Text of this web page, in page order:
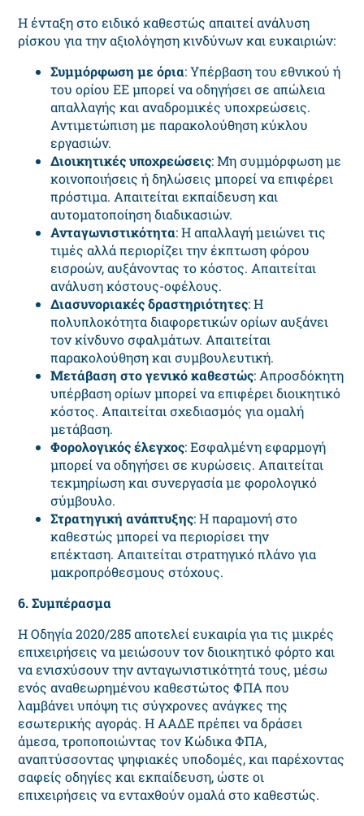
Η ένταξη στο ειδικό καθεστώς απαιτεί ανάλυση
ρίσκου για την αξιολόγηση κινδύνων και ευκαιριών:
Συμμόρφωση με όρια: Υπέρβαση του εθνικού ή
του ορίου ΕΕ μπορεί να οδηγήσει σε απώλεια
απαλλαγής και αναδρομικές υποχρεώσεις.
Αντιμετώπιση με παρακολούθηση κύκλου
εργασιών.
Διοικητικές υποχρεώσεις: Μη συμμόρφωση με
κοινοποιήσεις ή δηλώσεις μπορεί να επιφέρει
πρόστιμα. Απαιτείται εκπαίδευση και
αυτοματοποίηση διαδικασιών.
Ανταγωνιστικότητα: Η απαλλαγή μειώνει τις
τιμές αλλά περιορίζει την έκπτωση φόρου
εισροών, αυξάνοντας το κόστος. Απαιτείται
ανάλυση κόστους-οφέλους.
Διασυνοριακές δραστηριότητες: Η
πολυπλοκότητα διαφορετικών ορίων αυξάνει
τον κίνδυνο σφαλμάτων. Απαιτείται
παρακολούθηση και συμβουλευτική.
Μετάβαση στο γενικό καθεστώς: Απροσδόκητη
υπέρβαση ορίων μπορεί να επιφέρει διοικητικό
κόστος. Απαιτείται σχεδιασμός για ομαλή
μετάβαση.
Φορολογικός έλεγχος: Εσφαλμένη εφαρμογή
μπορεί να οδηγήσει σε κυρώσεις. Απαιτείται
τεκμηρίωση και συνεργασία με φορολογικό
σύμβουλο.
Στρατηγική ανάπτυξης: Η παραμονή στο
καθεστώς μπορεί να περιορίσει την
επέκταση. Απαιτείται στρατηγικό πλάνο για
μακροπρόθεσμους στόχους.
6. Συμπέρασμα
Η Οδηγία 2020/285 αποτελεί ευκαιρία για τις μικρές
επιχειρήσεις να μειώσουν τον διοικητικό φόρτο και
να ενισχύσουν την ανταγωνιστικότητά τους, μέσω
ενός αναθεωρημένου καθεστώτος ΦΠΑ που
λαμβάνει υπόψη τις σύγχρονες ανάγκες της
εσωτερικής αγοράς. Η ΑΑΔΕ πρέπει να δράσει
άμεσα, τροποποιώντας τον Κώδικα ΦΠΑ,
αναπτύσσοντας ψηφιακές υποδομές, και παρέχοντας
σαφείς οδηγίες και εκπαίδευση, ώστε οι
επιχειρήσεις να ενταχθούν ομαλά στο καθεστώς.